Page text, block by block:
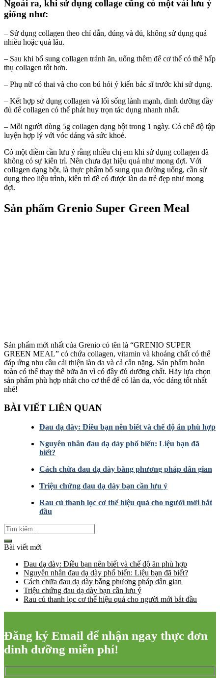
Ngoài ra, khi sử dụng collage cũng có một vài lưu ý
giống như:
– Sử dụng collagen theo chỉ dẫn, đúng và đủ, không sử dụng quá
nhiều hoặc quá lâu.
– Sau khi bổ sung collagen tránh ăn, uống thêm để cơ thể có thể hấp
thụ collagen tốt hơn.
– Phụ nữ có thai và cho con bú hỏi ý kiến bác sĩ trước khi sử dụng.
– Kết hợp sử dụng collagen và lối sống lành mạnh, dinh dưỡng đầy
đủ để collagen có thể phát huy trọn tác dụng nhanh nhất.
– Mỗi người dùng 5g collagen dạng bột trong 1 ngày. Có chế độ tập
luyện hợp lý với vóc dáng và sức khoẻ.
Có một điềm cần lưu ý rằng nhiều chị em khi sử dụng collagen đã
không có sự kiên trì. Nên chưa đạt hiệu quả như mong đợi. Với
collagen dạng bột, là thực phẩm bổ sung qua đường uống, cần sử
dụng theo liệu trình, kiên trì để có được làn da trẻ đẹp như mong
đợi.
Sản phẩm Grenio Super Green Meal
Sản phẩm mới nhất của Grenio có tên là “GRENIO SUPER
GREEN MEAL” có chứa collagen, vitamin và khoáng chất có thể
đáp ứng nhu cầu cải thiện làn da và cả cân nặng. Sản phẩm hoàn
toàn có thể thay thế bữa ăn vì có đầy đủ dưỡng chất. Hãy lựa chọn
sản phẩm phù hợp nhất cho cơ thể để có làn da, vóc dáng tốt nhất
nhé!
BÀI VIẾT LIÊN QUAN
Đau dạ dày: Điều bạn nên biết và chế độ ăn phù hợp
Nguyên nhân đau dạ dày phổ biến: Liệu bạn đã
biết?
Cách chữa đau dạ dày bằng phương pháp dân gian
Triệu chứng đau dạ dày bạn cần lưu ý
Rau củ thanh lọc cơ thể hiệu quả cho người mới bắt
đầu
Bài viết mới
Đau dạ dày: Điều bạn nên biết và chế độ ăn phù hợp
Nguyên nhân đau dạ dày phổ biến: Liệu bạn đã biết?
Cách chữa đau dạ dày bằng phương pháp dân gian
Triệu chứng đau dạ dày bạn cần lưu ý
Rau củ thanh lọc cơ thể hiệu quả cho người mới bắt đầu
Đăng ký Email để nhận ngay thực đơn
dinh dưỡng miễn phí!